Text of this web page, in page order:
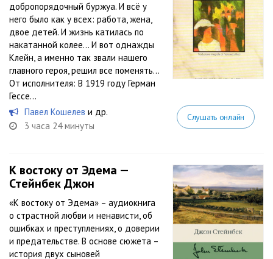
добропорядочный буржуа. И всё у
него было как у всех: работа, жена,
двое детей. И жизнь катилась по
накатанной колее… И вот однажды
Клейн, а именно так звали нашего
главного героя, решил все поменять…
От исполнителя: В 1919 году Герман
Гессе...
Павел Кошелев и др.
3 часа 24 минуты
Слушать онлайн
К востоку от Эдема —
Стейнбек Джон
«К востоку от Эдема» – аудиокнига
о страстной любви и ненависти, об
ошибках и преступлениях, о доверии
и предательстве. В основе сюжета –
история двух сыновей